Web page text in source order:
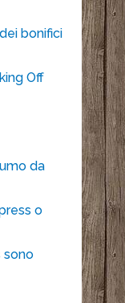
bonifici
Off
da
o
sono